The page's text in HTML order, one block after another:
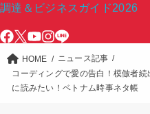
調達＆ビジネスガイド2026
HOME
ニュース記事
コーディングで愛の告白！模倣者
に読みたい！ベトナム時事ネタ帳